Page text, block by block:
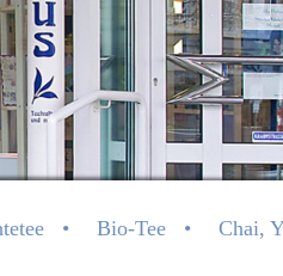
in
Bio-Tee Chai,